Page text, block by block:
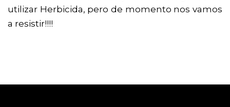
utilizar Herbicida, pero de momento nos vamos
a resistir!!!!